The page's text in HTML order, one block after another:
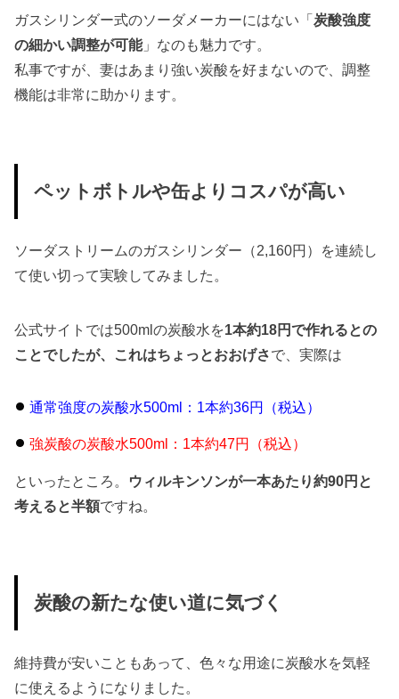
ガスシリンダー式のソーダメーカーにはない「炭酸強度
の細かい調整が可能」なのも魅力です。
私事ですが、妻はあまり強い炭酸を好まないので、調整
機能は非常に助かります。
ペットボトルや缶よりコスパが高い
ソーダストリームのガスシリンダー（2,160円）を連続し
て使い切って実験してみました。
公式サイトでは500mlの炭酸水を1本約18円で作れるとの
ことでしたが、これはちょっとおおげさで、実際は
通常強度の炭酸水500ml：1本約36円（税込）
強炭酸の炭酸水500ml：1本約47円（税込）
といったところ。 ウィルキンソンが一本あたり約90円と
考えると半額ですね。
炭酸の新たな使い道に気づく
維持費が安いこともあって、色々な用途に炭酸水を気軽
に使えるようになりました。